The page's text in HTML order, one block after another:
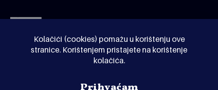
Kolačići (cookies) pomažu u korištenju ove
stranice. Korištenjem pristajete na korištenje
kolačića.
© Kinoholik 2026. Kinoholik nije organizator programa.